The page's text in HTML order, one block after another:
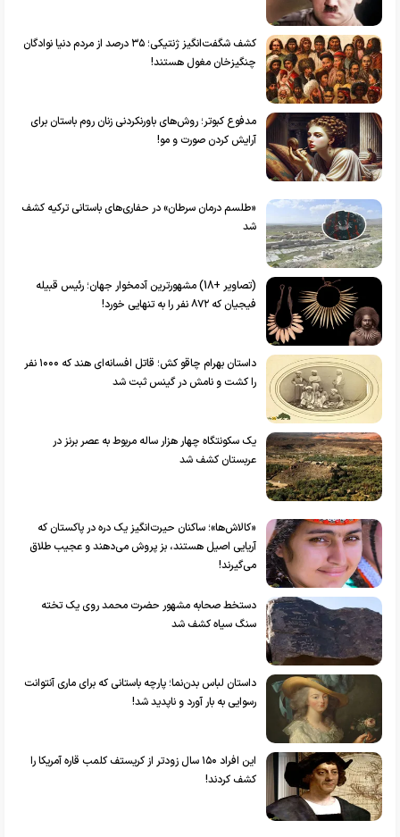
کشف شگفت‌انگیز ژنتیکی؛ ۳۵ درصد از مردم دنیا نوادگان
چنگیزخان مغول هستند!
مدفوع کبوتر؛ روش‌های باورنکردنی زنان روم باستان برای
آرایش کردن صورت و مو!
«طلسم درمان سرطان» در حفاری‌های باستانی ترکیه کشف
شد
(تصاویر +18) مشهورترین آدمخوار جهان؛ رئیس قبیله
فیجیان که ۸۷۲ نفر را به تنهایی خورد!
داستان بهرام چاقو کش؛ قاتل افسانه‌ای هند که ۱۰۰۰ نفر
را کشت و نامش در گینس ثبت شد
یک سکونتگاه چهار هزار ساله مربوط به عصر برنز در
عربستان کشف شد
«کالاش‌ها»؛ ساکنان حیرت‌انگیز یک دره در پاکستان که
آریایی اصیل هستند، بز پروش می‌دهند و عجیب طلاق
می‌گیرند!
دستخط صحابه مشهور حضرت محمد روی یک تخته
سنگ سیاه کشف شد
داستان لباس بدن‌نما؛ پارچه باستانی که برای ماری آنتوانت
رسوایی به بار آورد و ناپدید شد!
این افراد ۱۵۰ سال زودتر از کریستف کلمب قاره آمریکا را
کشف کردند!